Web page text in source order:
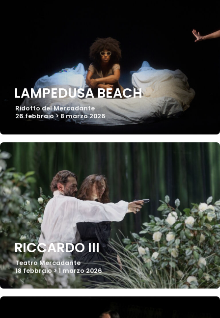
LAMPEDUSA BEACH
Ridotto del Mercadante
26 febbraio > 8 marzo 2026
RICCARDO III
Teatro Mercadante
18 febbraio > 1 marzo 2026